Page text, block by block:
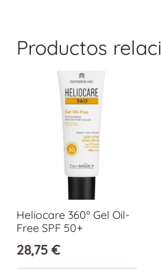
Productos
Heliocare 360º Gel Oil-
Free SPF 50+
28,75 €